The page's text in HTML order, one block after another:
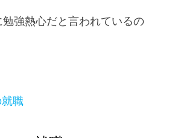
強熱心だと言われているの